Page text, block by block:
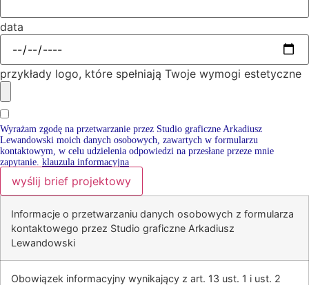
data
przykłady logo, które spełniają Twoje wymogi estetyczne
Wyrażam zgodę na przetwarzanie przez Studio graficzne Arkadiusz
Lewandowski moich danych osobowych, zawartych w formularzu
kontaktowym, w celu udzielenia odpowiedzi na przesłane przeze mnie
zapytanie. klauzula informacyjna
wyślij brief projektowy
Informacje o przetwarzaniu danych osobowych z formularza
kontaktowego przez Studio graficzne Arkadiusz
Lewandowski
Obowiązek informacyjny wynikający z art. 13 ust. 1 i ust. 2